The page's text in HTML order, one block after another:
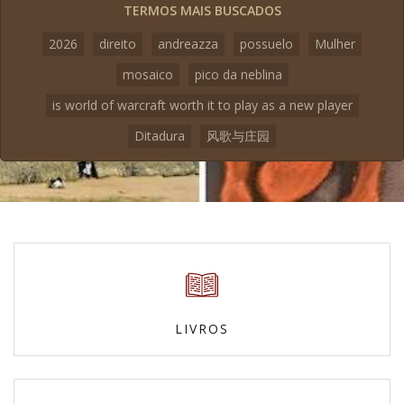
TERMOS MAIS BUSCADOS
2026
direito andreazza possuelo
Mulher
mosaico
pico da neblina
is world of warcraft worth it to play as a new player
Ditadura
风歌与庄园
LIVROS